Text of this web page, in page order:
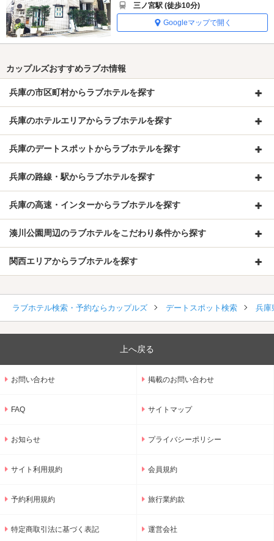
三ノ宮駅 (徒歩10分)
Googleマップで開く
カップルズおすすめラブホ情報
兵庫の市区町村からラブホテルを探す
兵庫のホテルエリアからラブホテルを探す
兵庫のデートスポットからラブホテルを探す
兵庫の路線・駅からラブホテルを探す
兵庫の高速・インターからラブホテルを探す
湊川公園周辺のラブホテルをこだわり条件から探す
関西エリアからラブホテルを探す
ラブホテル検索・予約ならカップルズ デートスポット検索 兵庫
上へ戻る
お問い合わせ 掲載のお問い合わせ
FAQ サイトマップ
お知らせ プライバシーポリシー
サイト利用規約 会員規約
予約利用規約 旅行業約款
特定商取引法に基づく表記 運営会社